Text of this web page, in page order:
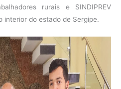
rurais e SINDIPREV
interior do estado de Sergipe.